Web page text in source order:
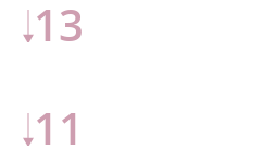
13
11